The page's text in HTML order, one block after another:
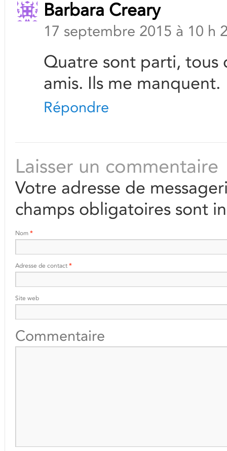
Barbara Creary
17 septembre 2015 à 10 h
Quatre sont parti, tous
amis. Ils me manquent.
Répondre
Laisser un commentaire
Votre adresse de
champs obligatoires sont
Nom *
Adresse de contact *
Site web
Commentaire